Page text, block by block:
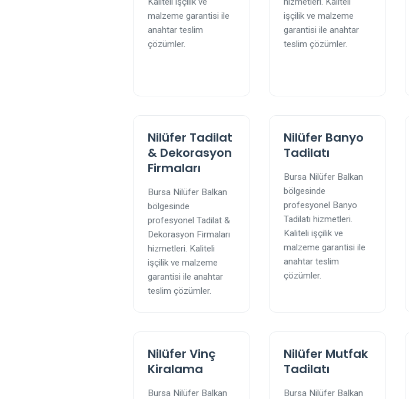
malzeme garantisi ile
anahtar teslim
çözümler.
işçilik ve malzeme
garantisi ile anahtar
teslim çözümler.
Nilüfer Tadilat
& Dekorasyon
Firmaları
Bursa Nilüfer Balkan
bölgesinde
profesyonel Tadilat &
Dekorasyon Firmaları
hizmetleri. Kaliteli
işçilik ve malzeme
garantisi ile anahtar
teslim çözümler.
Nilüfer Banyo
Tadilatı
Bursa Nilüfer Balkan
bölgesinde
profesyonel Banyo
Tadilatı hizmetleri.
Kaliteli işçilik ve
malzeme garantisi ile
anahtar teslim
çözümler.
Nilüfer Vinç
Kiralama
Bursa Nilüfer Balkan
Nilüfer Mutfak
Tadilatı
Bursa Nilüfer Balkan